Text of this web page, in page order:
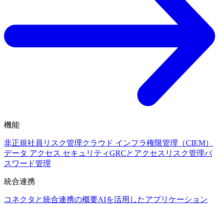
機能
非正規社員リスク管理クラウド インフラ権限管理（CIEM）
データ アクセス セキュリティGRCとアクセスリスク管理パ
スワード管理
統合連携
コネクタと統合連携の概要AIを活用したアプリケーション